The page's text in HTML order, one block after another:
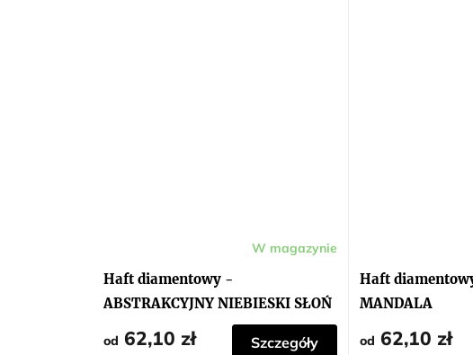
Haft diamentowy -
ABSTRAKCYJNY NIEBIESKI SŁOŃ
W magazynie
od 62,10 zł Szczegóły
Haft
MANDALA
od 62,10 zł